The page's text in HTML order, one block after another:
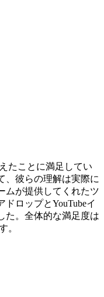
たことに満足してい
、彼らの理解は実際に
ムが提供してくれたツ
ロップとYouTubeイ
た。全体的な満足度は
。